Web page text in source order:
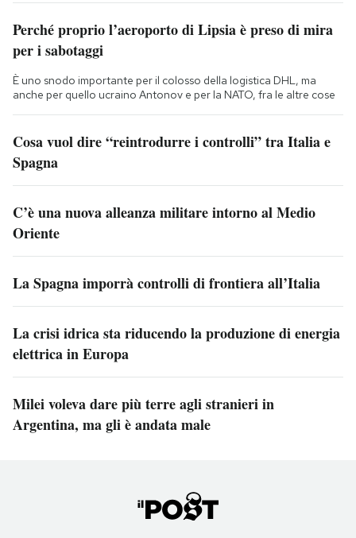
Perché proprio l’aeroporto di Lipsia è preso di mira
per i sabotaggi
È uno snodo importante per il colosso della logistica DHL, ma
anche per quello ucraino Antonov e per la NATO, fra le altre cose
Cosa vuol dire “reintrodurre i controlli” tra Italia e
Spagna
C’è una nuova alleanza militare intorno al Medio
Oriente
La Spagna imporrà controlli di frontiera all’Italia
La crisi idrica sta riducendo la produzione di energia
elettrica in Europa
Milei voleva dare più terre agli stranieri in
Argentina, ma gli è andata male